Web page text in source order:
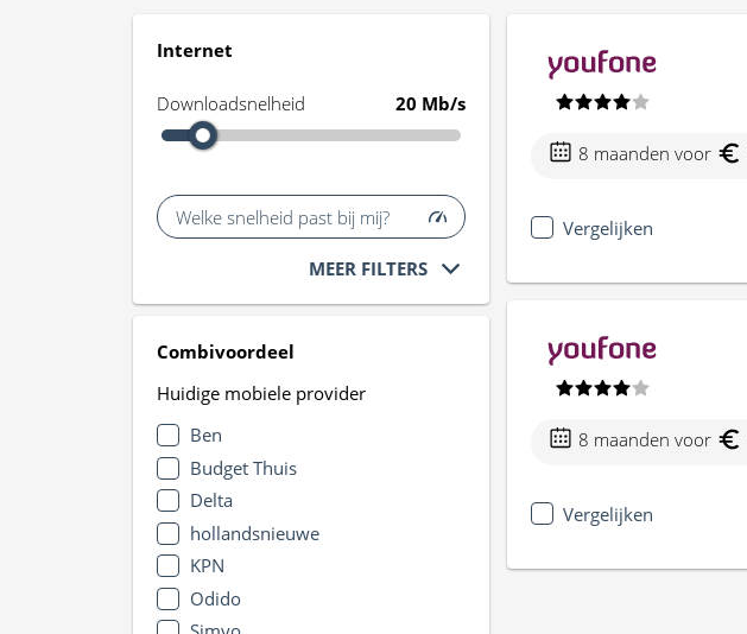
Internet
Downloadsnelheid 20 Mb/s
Welke snelheid past bij mij?
MEER FILTERS
Combivoordeel
Huidige mobiele provider
Ben
Budget Thuis
Delta
hollandsnieuwe
KPN
Odido
8 maanden voor
Vergelijken
8 maanden voor
Vergelijken